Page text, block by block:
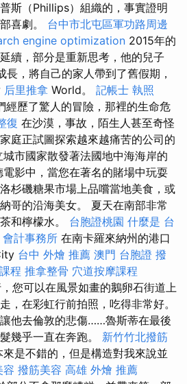
斯（Phillips）組織的，事實證明
喜劇。 台中市北屯區軍功路周邊
engine optimization 2015年的
續，部分是重新思考，他的兒子
，將自己的家人帶到了舊假期，
后里推拿 World。 記帳士 執照
經歷了驚人的冒險，那裡的生命危
復 在沙漠，事故，陌生人甚至奇怪
庭正試圖探索越來越痛苦的公司的
市國家散發著法國地中海海岸的
影中，當您在著名的賭場中玩耍
杉磯糖果市場上品嚐當地美食，或
哥的沿海美女。 夏天在南部非常
和檸檬水。 台胞證桃園 什麼是 台
會計事務所 在南卡羅來納州的港口
台中 外燴 推薦 澳門 台胞證 撥
程 推拿整骨 穴道按摩課程
您可以在風景如畫的鵝卵石街道上
，在彩虹行前拍照，吃得非常好。
他去倫敦的悲傷……魯斯蒂在最後
幾乎一直在奔跑。 新竹竹北撥筋
是不錯的，但是構造對我來說並
容 撥筋美容 高雄 外燴 推薦